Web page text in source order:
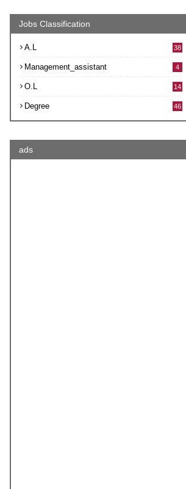
Jobs Classification
A.L 38
Management_assistant 4
O.L 14
Degree 46
ads